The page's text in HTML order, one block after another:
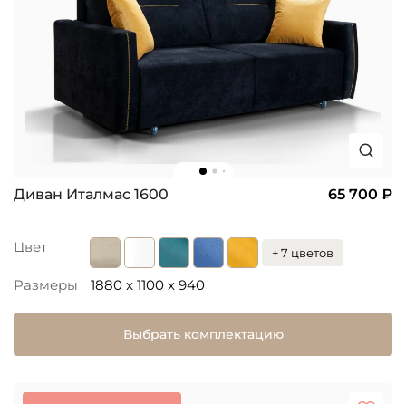
Диван Италмас 1600 65 700 ₽
Цвет + 7 цветов
Размеры 1880 x 1100 x 940
Выбрать комплектацию